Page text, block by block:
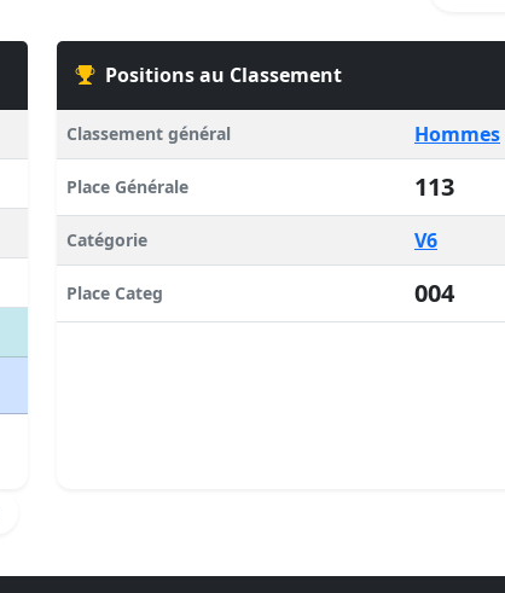
Positions au Classement
Classement général Hommes
Place Générale 113
Catégorie V6
Place Categ 004